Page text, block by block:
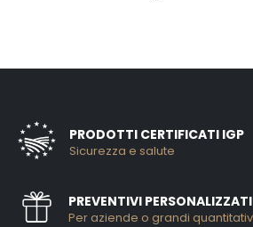
PRODOTTI CERTIFICATI IGP
Sicurezza e salute
PREVENTIVI PERSONALIZZATI
Per aziende o grandi